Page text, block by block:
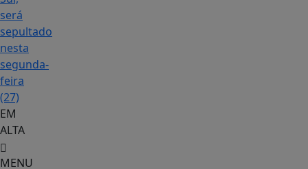
será
sepultado
nesta
segunda-
feira
(27)
EM
ALTA
MENU